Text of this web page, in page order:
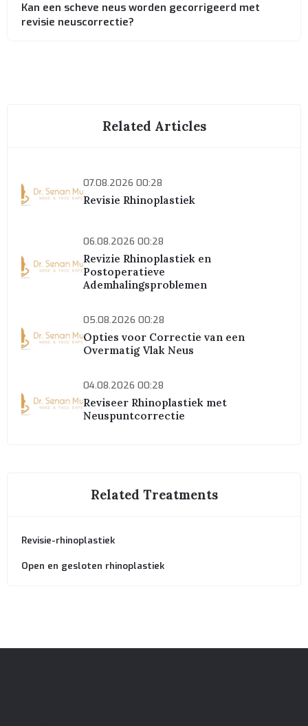
Kan een scheve neus worden gecorrigeerd met
revisie neuscorrectie?
Related Articles
07.08.2026 00:28
Revisie Rhinoplastiek
06.08.2026 00:28
Revizie Rhinoplastiek en
Postoperatieve
Ademhalingsproblemen
05.08.2026 00:28
Opties voor Correctie van een
Overmatig Vlak Neus
04.08.2026 00:28
Reviseer Rhinoplastiek met
Neuspuntcorrectie
Related Treatments
Revisie-rhinoplastiek
Open en gesloten rhinoplastiek